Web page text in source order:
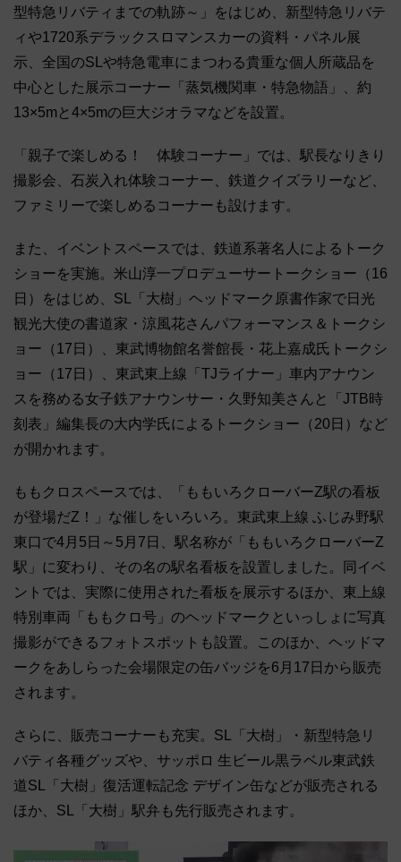
型特急リバティまでの軌跡～」をはじめ、新型特急リバテ
ィや1720系デラックスロマンスカーの資料・パネル展
示、全国のSLや特急電車にまつわる貴重な個人所蔵品を
中心とした展示コーナー「蒸気機関車・特急物語」、約
13×5mと4×5mの巨大ジオラマなどを設置。
「親子で楽しめる！ 体験コーナー」では、駅長なりきり
撮影会、石炭入れ体験コーナー、鉄道クイズラリーなど、
ファミリーで楽しめるコーナーも設けます。
また、イベントスペースでは、鉄道系著名人によるトーク
ショーを実施。米山淳一プロデューサートークショー（16
日）をはじめ、SL「大樹」ヘッドマーク原書作家で日光
観光大使の書道家・涼風花さんパフォーマンス＆トークシ
ョー（17日）、東武博物館名誉館長・花上嘉成氏トークシ
ョー（17日）、東武東上線「TJライナー」車内アナウン
スを務める女子鉄アナウンサー・久野知美さんと「JTB時
刻表」編集長の大内学氏によるトークショー（20日）など
が開かれます。
ももクロスペースでは、「ももいろクローバーZ駅の看板
が登場だZ！」な催しをいろいろ。東武東上線 ふじみ野駅
東口で4月5日～5月7日、駅名称が「ももいろクローバーZ
駅」に変わり、その名の駅名看板を設置しました。同イベ
ントでは、実際に使用された看板を展示するほか、東上線
特別車両「ももクロ号」のヘッドマークといっしょに写真
撮影ができるフォトスポットも設置。このほか、ヘッドマ
ークをあしらった会場限定の缶バッジを6月17日から販売
されます。
さらに、販売コーナーも充実。SL「大樹」・新型特急リ
バティ各種グッズや、サッポロ 生ビール黒ラベル東武鉄
道SL「大樹」復活運転記念 デザイン缶などが販売される
ほか、SL「大樹」駅弁も先行販売されます。